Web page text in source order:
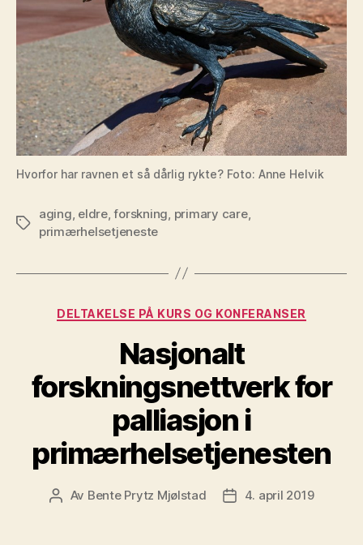
Hvorfor har ravnen et så dårlig rykte? Foto: Anne Helvik
Stikkord
aging, eldre,forskning, primary care,
primærhelsetjeneste
Kategorier
DELTAKELSE PÅ KURS OG KONFERANSER
Nasjonalt
forskningsnettverk for
palliasjon i
primærhelsetjenesten
Innleggsforfatter
Av Bente Prytz Mjølstad Publiseringsdato
4. april 2019